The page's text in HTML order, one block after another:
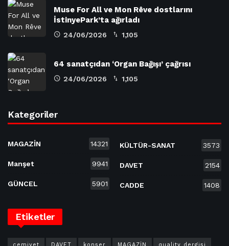
Muse For All ve Mon Rêve dostlarını
İstinyePark’ta ağırladı
24/06/2026 1,105
64 sanatçıdan ‘Organ Bağışı’ çağrısı
24/06/2026 1,105
Kategoriler
MAGAZİN 14321
Manşet 9941
GÜNCEL 5901
KÜLTÜR-SANAT 3573
DAVET 2154
CADDE 1408
Etiketler